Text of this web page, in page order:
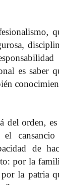
es saber
del orden, es
el
de
por la
la patria